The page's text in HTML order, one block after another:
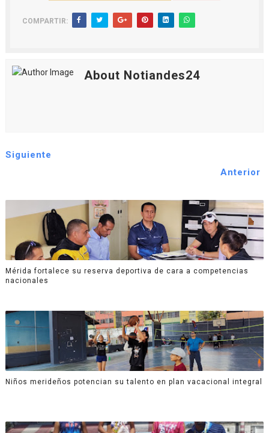
COMPARTIR:
About Notiandes24
Siguiente
Anterior
Mérida fortalece su reserva deportiva de cara a competencias
nacionales
Niños merideños potencian su talento en plan vacacional integral